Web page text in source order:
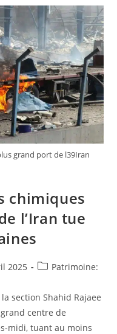
grand port de l39Iran
chimiques
l’Iran tue
2025
PostPatrimoine:
section Shahid Rajaee
centre de
midi, tuant au moins